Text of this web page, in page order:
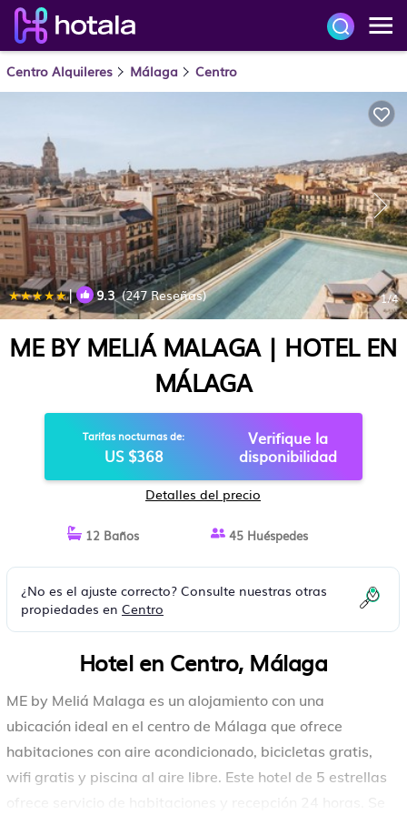
Centro Alquileres Málaga Centro
| 9.3(247 Reseñas) 1/4
ME BY MELIÁ MALAGA | HOTEL EN
MÁLAGA
Tarifas nocturnas de:
US $368
Verifique la
disponibilidad
Detalles del precio
12 Baños 45 Huéspedes
¿No es el ajuste correcto? Consulte nuestras otras
propiedades en Centro
Hotel en Centro, Málaga
ME by Meliá Malaga es un alojamiento con una
ubicación ideal en el centro de Málaga que ofrece
habitaciones con aire acondicionado, bicicletas gratis,
wifi gratis y piscina al aire libre. Este hotel de 5 estrellas
ofrece servicio de habitaciones y recepción 24 horas. Se